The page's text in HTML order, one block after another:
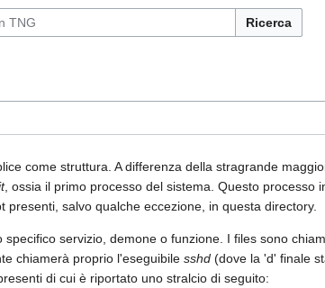
Ricerca
come struttura. A differenza della stragrande
, ossia il primo processo del sistema. Questo processo
salvo qualche eccezione, in questa directory.
servizio, demone o funzione. I files sono
chiamerà proprio l'eseguibile sshd (dove la 'd' finale
di cui è riportato uno stralcio di seguito: